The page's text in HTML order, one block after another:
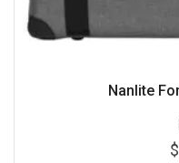
Nanlite
$